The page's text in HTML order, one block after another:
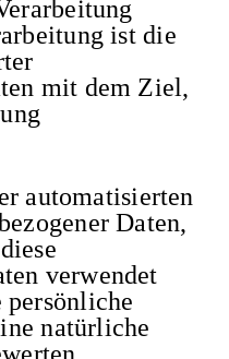
ist die
mit dem Ziel,
automatisierten
Daten,
verwendet
natürliche